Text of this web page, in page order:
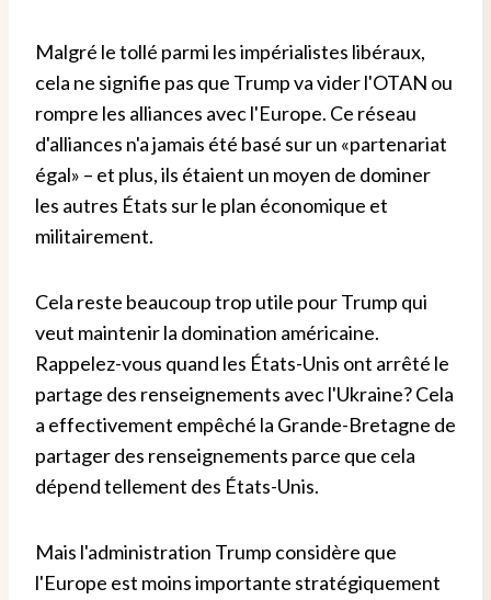
Malgré le tollé parmi les impérialistes libéraux,
cela ne signifie pas que Trump va vider l'OTAN ou
rompre les alliances avec l'Europe. Ce réseau
d'alliances n'a jamais été basé sur un «partenariat
égal» – et plus, ils étaient un moyen de dominer
les autres États sur le plan économique et
militairement.
Cela reste beaucoup trop utile pour Trump qui
veut maintenir la domination américaine.
Rappelez-vous quand les États-Unis ont arrêté le
partage des renseignements avec l'Ukraine? Cela
a effectivement empêché la Grande-Bretagne de
partager des renseignements parce que cela
dépend tellement des États-Unis.
Mais l'administration Trump considère que
l'Europe est moins importante stratégiquement